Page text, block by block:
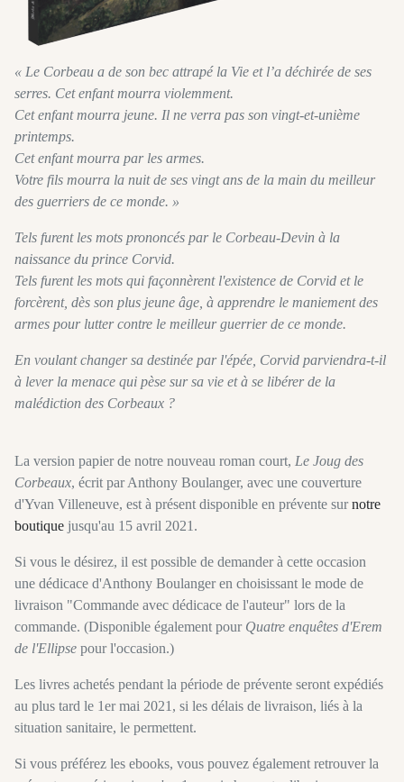
« Le Corbeau a de son bec attrapé la Vie et l’a déchirée de ses
serres. Cet enfant mourra violemment.
Cet enfant mourra jeune. Il ne verra pas son vingt-et-unième
printemps.
Cet enfant mourra par les armes.
Votre fils mourra la nuit de ses vingt ans de la main du meilleur
des guerriers de ce monde. »
Tels furent les mots prononcés par le Corbeau-Devin à la
naissance du prince Corvid.
Tels furent les mots qui façonnèrent l'existence de Corvid et le
forcèrent, dès son plus jeune âge, à apprendre le maniement des
armes pour lutter contre le meilleur guerrier de ce monde.
En voulant changer sa destinée par l'épée, Corvid parviendra-t-il
à lever la menace qui pèse sur sa vie et à se libérer de la
malédiction des Corbeaux ?
La version papier de notre nouveau roman court, Le Joug des
Corbeaux, écrit par Anthony Boulanger, avec une couverture
d'Yvan Villeneuve, est à présent disponible en prévente surnotre
boutique jusqu'au 15 avril 2021.
Si vous le désirez, il est possible de demander à cette occasion
une dédicace d'Anthony Boulanger en choisissant le mode de
livraison "Commande avec dédicace de l'auteur" lors de la
commande. (Disponible également pour Quatre enquêtes d'Erem
de l'Ellipse pour l'occasion.)
Les livres achetés pendant la période de prévente seront expédiés
au plus tard le 1er mai 2021, si les délais de livraison, liés à la
situation sanitaire, le permettent.
Si vous préférez les ebooks, vous pouvez également retrouver la